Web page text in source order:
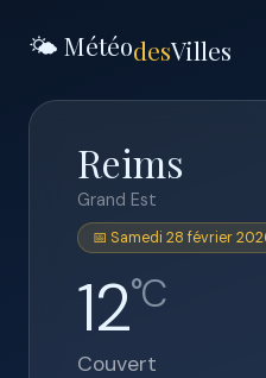
🌤️ MétéodesVilles
Reims
Grand Est
📅 Samedi 28 février
12°C
Couvert